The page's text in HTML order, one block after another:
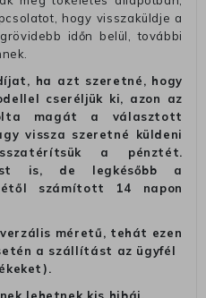
hogy visszaküldje a
időn belül, további
ha azt szeretné, hogy
cseréljük ki, azon az
magát a választott
vissza szeretné küldeni
a pénztét.
is, de legkésőbb a
számított 14 napon
méretű, tehát ezen
a szállítást az ügyfél